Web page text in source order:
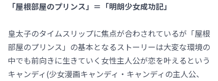
「屋根部屋のプリンス」＝「明朗少女成功記」
皇太子のタイムスリップに焦点が合わされているが「屋根
部屋のプリンス」の基本となるストーリーは大変な環境の
中でも前向きに生きていく女性主人公が恋を叶えるという
キャンディ(少女漫画キャンディ・キャンディの主人公、